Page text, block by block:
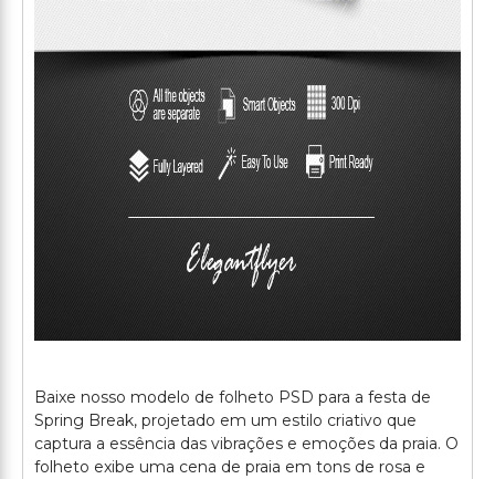
Baixe nosso modelo de folheto PSD para a festa de
Spring Break, projetado em um estilo criativo que
captura a essência das vibrações e emoções da praia. O
folheto exibe uma cena de praia em tons de rosa e